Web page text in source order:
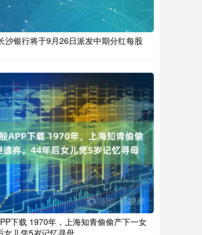
沙银行将于9月26日派发中期分红每股
下载 1970年，上海知青偷偷产下一女
女儿凭5岁记忆寻母